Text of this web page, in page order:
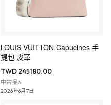
LOUIS VUITTON Capucines 手
提包 皮革
TWD 245180.00
中古品A
2026年6月7日